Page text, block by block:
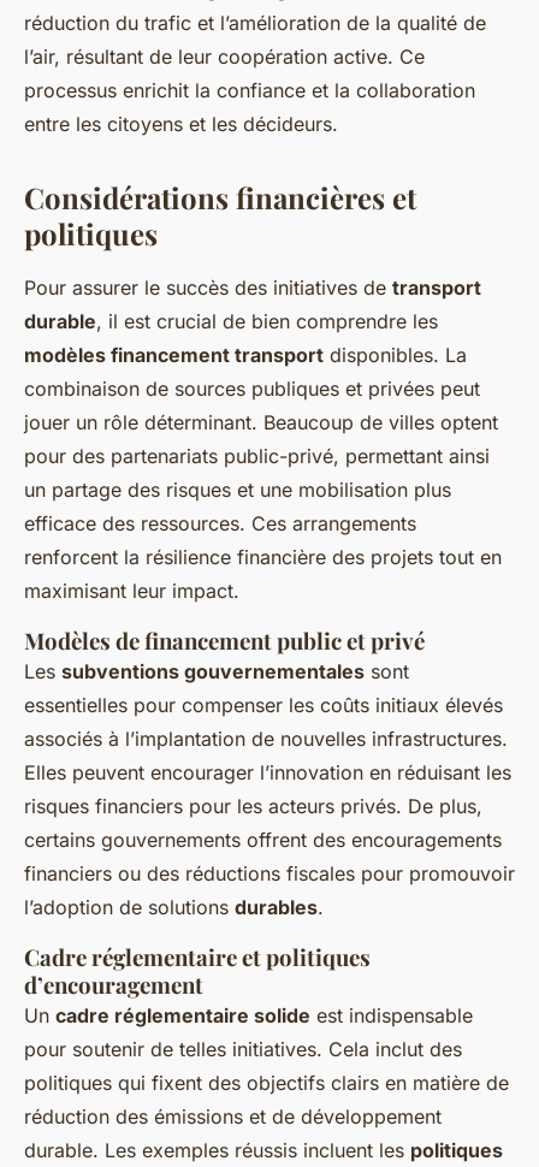
réduction du trafic et l’amélioration de la qualité de
l’air, résultant de leur coopération active. Ce
processus enrichit la confiance et la collaboration
entre les citoyens et les décideurs.
Considérations financières et
politiques
Pour assurer le succès des initiatives de transport
durable, il est crucial de bien comprendre les
modèles financement transport disponibles. La
combinaison de sources publiques et privées peut
jouer un rôle déterminant. Beaucoup de villes optent
pour des partenariats public-privé, permettant ainsi
un partage des risques et une mobilisation plus
efficace des ressources. Ces arrangements
renforcent la résilience financière des projets tout en
maximisant leur impact.
Modèles de financement public et privé
Les subventions gouvernementales sont
essentielles pour compenser les coûts initiaux élevés
associés à l’implantation de nouvelles infrastructures.
Elles peuvent encourager l’innovation en réduisant les
risques financiers pour les acteurs privés. De plus,
certains gouvernements offrent des encouragements
financiers ou des réductions fiscales pour promouvoir
l’adoption de solutions durables.
Cadre réglementaire et politiques
d’encouragement
Un cadre réglementaire solide est indispensable
pour soutenir de telles initiatives. Cela inclut des
politiques qui fixent des objectifs clairs en matière de
réduction des émissions et de développement
durable. Les exemples réussis incluent les politiques